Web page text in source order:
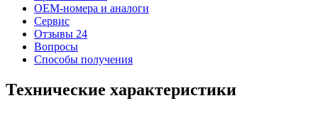
OEM-номера и аналоги
Сервис
Отзывы 24
Вопросы
Способы получения
Технические характеристики